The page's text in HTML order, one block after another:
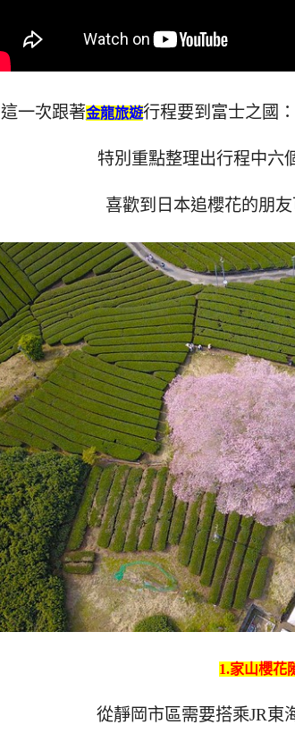
這一次跟著金龍旅遊行程要到富士之國
特別重點整理出行程中六
喜歡到日本追櫻花的朋
1.家山櫻花
從靜岡市區需要搭乘JR東